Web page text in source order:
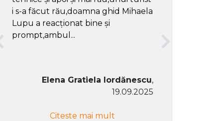
i s-a făcut rău,doamna ghid Mihaela
Lupu a reacționat bine și
prompt,ambul...
Elena Gratiela Iordănescu,
19.09.2025
Citeste mai mult